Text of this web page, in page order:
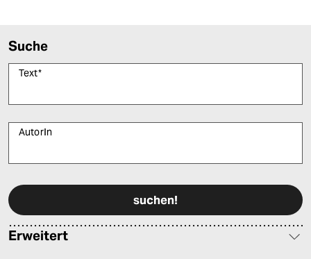
Suche
Text*
AutorIn
Erweitert